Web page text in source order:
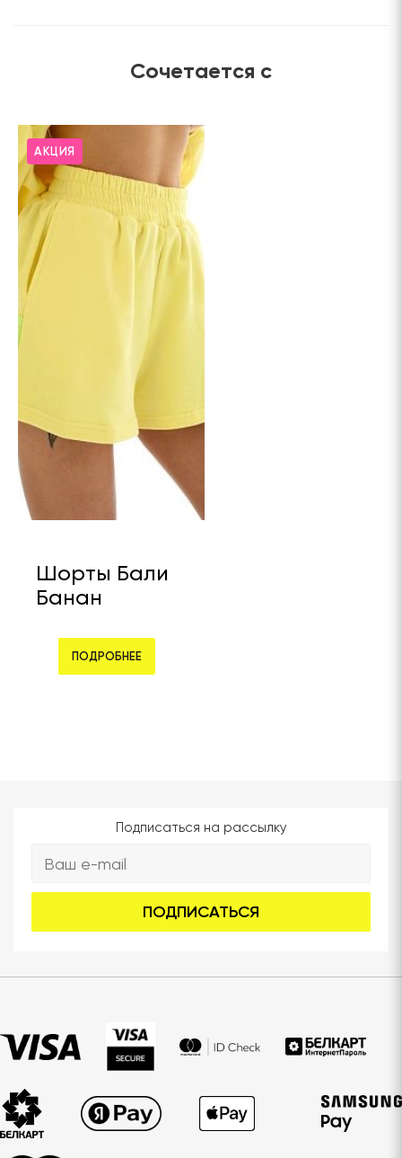
Сочетается с
АКЦИЯ
Шорты Бали
Банан
ПОДРОБНЕЕ
Подписаться на рассылку
ПОДПИСАТЬСЯ